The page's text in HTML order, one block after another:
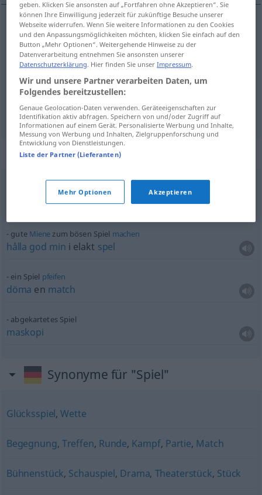
speln Spiel
SpielZeitvertreib
match Spiel SPORT
Beispielsätze für "Spiel"
anpfeifen
start
gute Mienezum bösen Spiel machen
hålla god min i elakt spel
ein Spiel pfeifen
döma en match
abgekartetes Spiel
maskopi
Synonyme für "Spiel"
Glücksspiel,Wette
Begegnung, Treffen, Runde, Kampf, Partie, Match
Bühnenstück, Schauspiel, Drama, Theaterstück, Stück
geben. Klicken Sie ansonsten auf „Fortfahren ohne Akzeptieren“. Sie
können Ihre Einwilligung jederzeit für zukünftige Besuche unserer
Webseite widerrufen. Wenn Sie weitere Informationen zu den Cookies
und den Anpassungsmöglichkeiten möchten, klicken Sie einfach auf den
Button „Mehr Optionen“. Weitergehende Hinweise zu der
Datenverarbeitung entnehmen Sie ansonsten unserer
Datenschutzerklärung. Hier finden Sie unserImpressum.
Wir und unsere Partner verarbeiten Daten, um
Folgendes bereitzustellen:
Genaue Geolocation-Daten verwenden. Geräteeigenschaften zur
Identifikation aktiv abfragen. Speichern von und/oder Zugriff auf
Informationen auf einem Gerät. Personalisierte Werbung und Inhalte,
Messung von Werbung und Inhalten, Zielgruppenforschung und
Entwicklung von Dienstleistungen.
Liste der Partner (Lieferanten)
Mehr Optionen Akzeptieren